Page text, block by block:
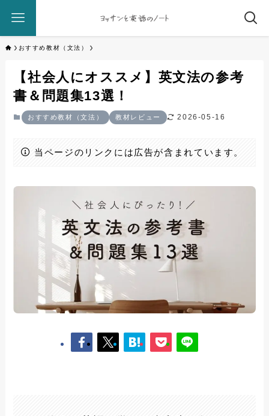
おすすめ教材（文法）
【社会人にオススメ】英文法の参考
書＆問題集13選！
おすすめ教材（文法） 教材レビュー 2026-05-16
当ページのリンクには広告が含まれています。